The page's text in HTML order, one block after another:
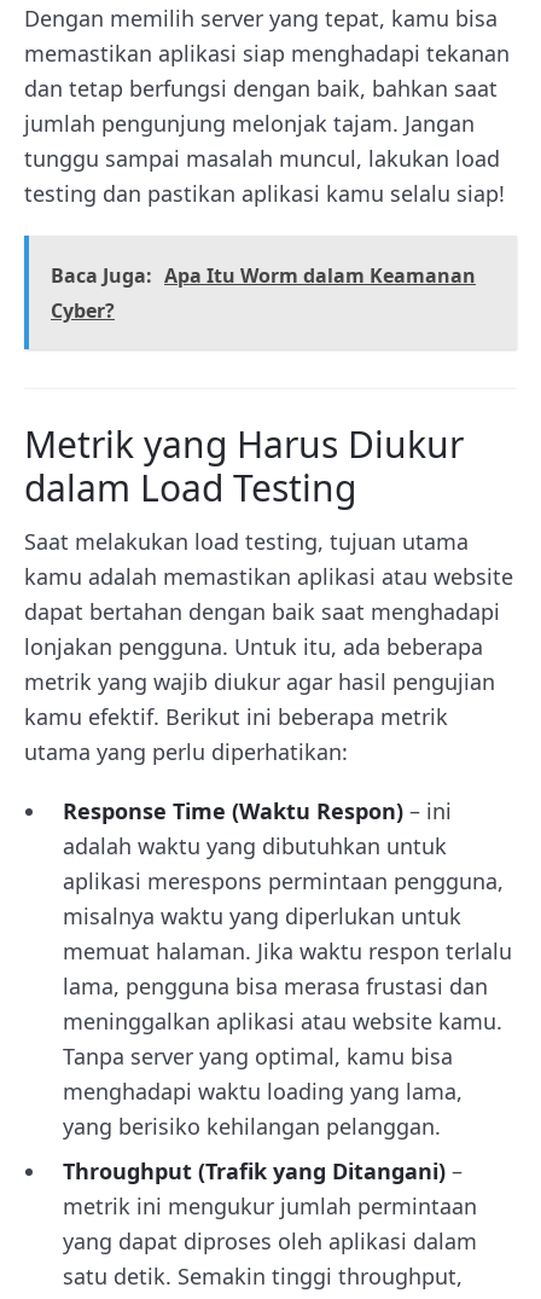
Dengan memilih server yang tepat, kamu bisa
memastikan aplikasi siap menghadapi tekanan
dan tetap berfungsi dengan baik, bahkan saat
jumlah pengunjung melonjak tajam. Jangan
tunggu sampai masalah muncul, lakukan load
testing dan pastikan aplikasi kamu selalu siap!
Baca Juga: Apa Itu Worm dalam Keamanan
Cyber?
Metrik yang Harus Diukur
dalam Load Testing
Saat melakukan load testing, tujuan utama
kamu adalah memastikan aplikasi atau website
dapat bertahan dengan baik saat menghadapi
lonjakan pengguna. Untuk itu, ada beberapa
metrik yang wajib diukur agar hasil pengujian
kamu efektif. Berikut ini beberapa metrik
utama yang perlu diperhatikan:
Response Time (Waktu Respon) – ini
adalah waktu yang dibutuhkan untuk
aplikasi merespons permintaan pengguna,
misalnya waktu yang diperlukan untuk
memuat halaman. Jika waktu respon terlalu
lama, pengguna bisa merasa frustasi dan
meninggalkan aplikasi atau website kamu.
Tanpa server yang optimal, kamu bisa
menghadapi waktu loading yang lama,
yang berisiko kehilangan pelanggan.
Throughput (Trafik yang Ditangani) –
metrik ini mengukur jumlah permintaan
yang dapat diproses oleh aplikasi dalam
satu detik. Semakin tinggi throughput,